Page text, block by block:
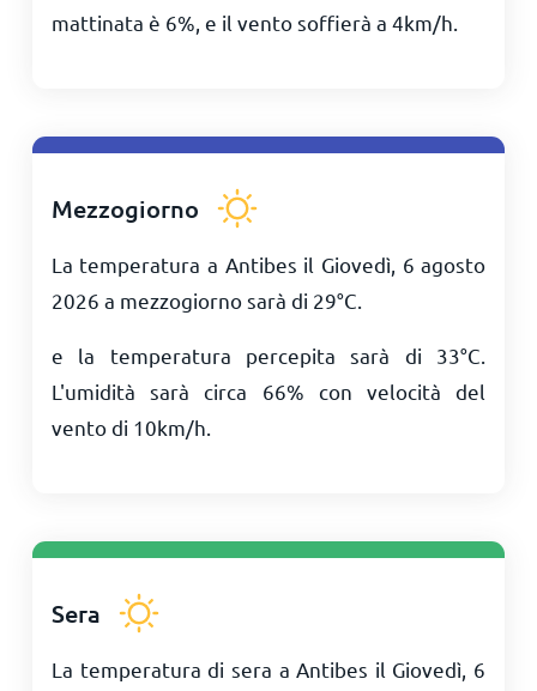
mattinata è 6%, e il vento soffierà a 4km/h
Mezzogiorno
La temperatura a Antibes il Giovedì, 6 agosto
2026 a mezzogiorno sarà di 29°C
e la temperatura percepita sarà di 33°C
L'umidità sarà circa 66% con velocità del
vento di 10km/h
Sera
La temperatura di sera a Antibes il Giovedì, 6